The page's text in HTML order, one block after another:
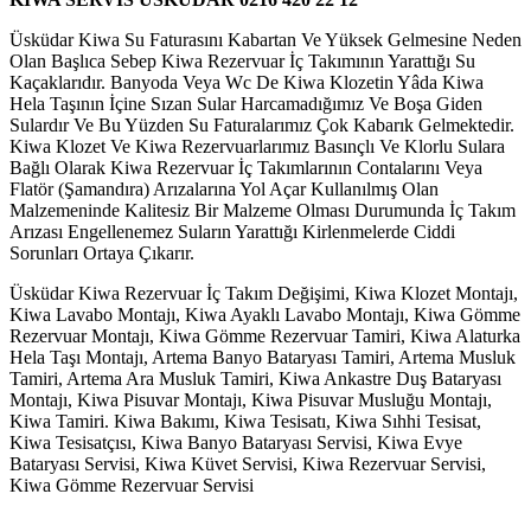
Üsküdar Kiwa Su Faturasını Kabartan Ve Yüksek Gelmesine Neden
Olan Başlıca Sebep Kiwa Rezervuar İç Takımının Yarattığı Su
Kaçaklarıdır. Banyoda Veya Wc De Kiwa Klozetin Yâda Kiwa
Hela Taşının İçine Sızan Sular Harcamadığımız Ve Boşa Giden
Sulardır Ve Bu Yüzden Su Faturalarımız Çok Kabarık Gelmektedir.
Kiwa Klozet Ve Kiwa Rezervuarlarımız Basınçlı Ve Klorlu Sulara
Bağlı Olarak Kiwa Rezervuar İç Takımlarının Contalarını Veya
Flatör (Şamandıra) Arızalarına Yol Açar Kullanılmış Olan
Malzemeninde Kalitesiz Bir Malzeme Olması Durumunda İç Takım
Arızası Engellenemez Suların Yarattığı Kirlenmelerde Ciddi
Sorunları Ortaya Çıkarır.
Üsküdar Kiwa Rezervuar İç Takım Değişimi, Kiwa Klozet Montajı,
Kiwa Lavabo Montajı, Kiwa Ayaklı Lavabo Montajı, Kiwa Gömme
Rezervuar Montajı, Kiwa Gömme Rezervuar Tamiri, Kiwa Alaturka
Hela Taşı Montajı, Artema Banyo Bataryası Tamiri, Artema Musluk
Tamiri, Artema Ara Musluk Tamiri, Kiwa Ankastre Duş Bataryası
Montajı, Kiwa Pisuvar Montajı, Kiwa Pisuvar Musluğu Montajı,
Kiwa Tamiri. Kiwa Bakımı, Kiwa Tesisatı, Kiwa Sıhhi Tesisat,
Kiwa Tesisatçısı, Kiwa Banyo Bataryası Servisi, Kiwa Evye
Bataryası Servisi, Kiwa Küvet Servisi, Kiwa Rezervuar Servisi,
Kiwa Gömme Rezervuar Servisi